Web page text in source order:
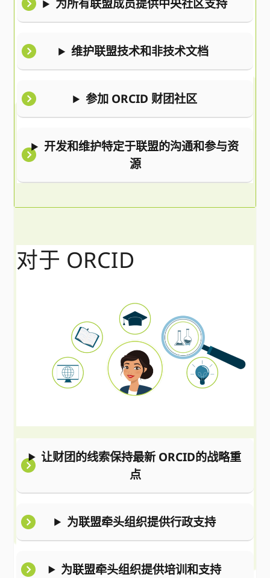
为所有联盟成员提供中央社区支持
维护联盟技术和非技术文档
参加 ORCID 财团社区
开发和维护特定于联盟的沟通和参与资
源
对于 ORCID
让财团的线索保持最新 ORCID的战略重
点
为联盟牵头组织提供行政支持
为联盟牵头组织提供培训和支持